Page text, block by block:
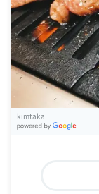
kimtaka